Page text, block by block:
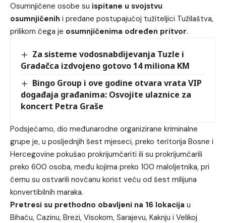
Osumnjičene osobe su ispitane u svojstvu
osumnjičenih i predane postupajućoj tužiteljici Tužilaštva,
prilikom čega je osumnjičenima određen pritvor.
Za sisteme vodosnabdijevanja Tuzle i
Gradačca izdvojeno gotovo 14 miliona KM
Bingo Group i ove godine otvara vrata VIP
događaja građanima: Osvojite ulaznice za
koncert Petra Graše
Podsjećamo, dio međunarodne organizirane kriminalne
grupe je, u posljednjih šest mjeseci, preko teritorija Bosne i
Hercegovine pokušao prokrijumčariti ili su prokrijumčarili
preko 600 osoba, među kojima preko 100 maloljetnika, pri
čemu su ostvarili novčanu korist veću od šest milijuna
konvertibilnih maraka.
Pretresi su prethodno obavljeni na 16 lokacija u
Bihaću, Cazinu, Brezi, Visokom, Sarajevu, Kaknju i Velikoj